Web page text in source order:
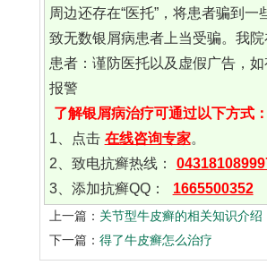
周边还存在“医托”，将患者骗到一
致无数银屑病患者上当受骗。我
患者：谨防医托以及虚假广告，
报警
了解银屑病治疗可通过以下方式：
1、点击 在线咨询专家。
2、致电抗癣热线：
3、添加抗癣QQ：
1665500352
上一篇： 关节型牛皮癣的相关知识介绍
下一篇： 得了牛皮癣怎么治疗